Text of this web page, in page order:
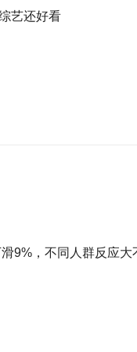
艺还好看
9%，不同人群反应大